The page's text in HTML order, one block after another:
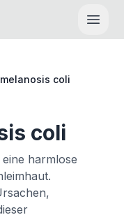
coli
coli
harmlose